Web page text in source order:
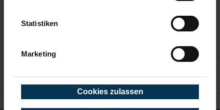
Statistiken
Marketing
Cookies zulassen
TIMMENDORFER STRAND